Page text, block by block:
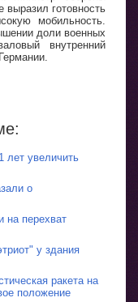
готовность
мобильность.
доли военных
внутренний
лет увеличить
о
на перехват
у здания
ракета на
положение